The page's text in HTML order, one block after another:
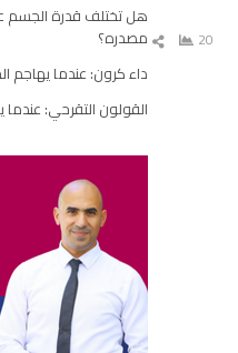
20
شارك
المقال
هل تختلف قدرة الجسم
مصدره؟
داء كرون: عندما يهاجم
القولون التقرحي: